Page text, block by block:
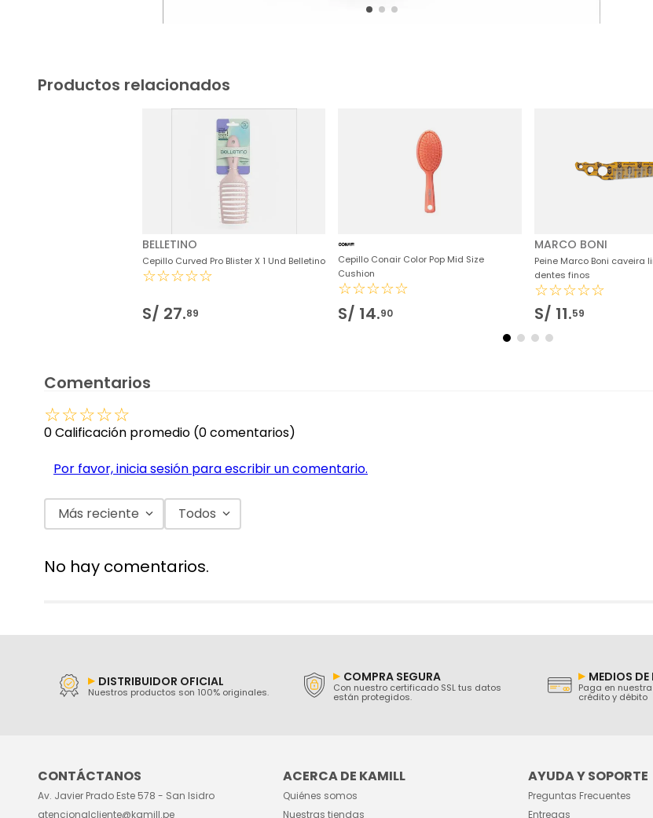
Productos relacionados
BELLETINO
Cepillo Curved Pro Blister X 1 Und Belletino
☆☆☆☆☆
S/ 27.89
Cepillo Conair Color Pop Mid Size
Cushion
☆☆☆☆☆
S/ 14.90
MARCO BONI
Peine Marco Boni caveira
dentes finos
☆☆☆☆☆
S/ 11.59
Comentarios
☆☆☆☆☆
0 Calificación promedio (0 comentarios)
Por favor, inicia sesión para escribir un comentario.
Más reciente Todos
No hay comentarios.
DISTRIBUIDOR OFICIAL
Nuestros productos son 100% originales.
COMPRA SEGURA
Con nuestro certificado SSL tus datos
están protegidos.
MEDIOS
Paga en
crédito y débito
CONTÁCTANOS
Av. Javier Prado Este 578 - San Isidro
atencionalcliente@kamill.pe
ACERCA DE KAMILL
Quiénes somos
Nuestras tiendas
AYUDA Y SOPORTE
Preguntas Frecuentes
Entregas